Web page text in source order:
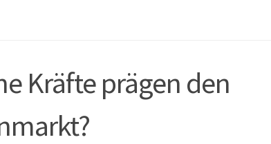
Kräfte prägen den